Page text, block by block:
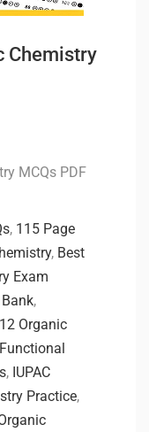
Chemistry
MCQs PDF
, 115 Page
, Best
Exam
,
Organic
Functional
, IUPAC
Practice,